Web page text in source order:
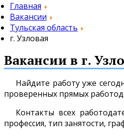
Главная
Вакансии
Тульская область
г. Узловая
Вакансии в г.
Найдите работу уже
проверенных прямых
Контакты всех
профессия, тип занятости,